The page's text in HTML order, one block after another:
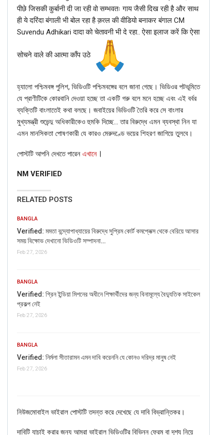
Fact Check: Old Pictures Of Indian Flag Being
Disrespected Falsely Linked To Ongoing Farmers’
Protest;…
Hence, the above information proves that the claim
about Ronaldo sending plans to extinguish AMazon fire is
WhatsApp it now on +91 88268 00707
पीछे जिसकी कुर्बानी दी जा रही वो सम्भवतः गाय जैसी दिख रही है और साथ
ही ये दरिंदा बंगाली भी बोल रहा है क़त्ल की वीडियो बनाकर बंगाल CM
Suvendu Adhikari दादा को चेतावनी भी दे रहा.. ऐसा इलाज करें कि ऐसा
सोचने वाले की आत्मा काँप उठे
হ্যালো পশ্চিমবঙ্গ পুলিশ, ভিডিওটি পশ্চিমবঙ্গের বলে জানা গেছে। ভিডিওর পটভূমিতে
যে প্রাণীটিকে কোরবানি দেওয়া হচ্ছে তা একটি গরু বলে মনে হচ্ছে এবং এই বর্বর
ব্যক্তিটি বাংলাতেই কথা বলছে। জবাইয়ের ভিডিওটি তৈরি করে সে বাংলার
মুখ্যমন্ত্রী শুভেন্দু অধিকারীকেও হুমকি দিচ্ছে… তার বিরুদ্ধে এমন ব্যবস্থা নিন যা
এমন মানসিকতা পোষণকারী যে কারও মেরুদণ্ডে ভয়ের শিহরণ জাগিয়ে তুলবে।
পোস্টটি আপনি দেখতে পারেন এখানে ।
NM VERIFIED
RELATED POSTS
BANGLA
Verified: মমতা বন্দ্যোপাধ্যায়ের বিরুদ্ধে সুপ্রিম কোর্ট কমপ্লেক্স থেকে বেরিয়ে আসার
সময় বিক্ষোভ দেখানো ভিডিওটি সম্পাদনা…
Feb 27, 2026
BANGLA
Verified: গ্রিন ইন্ডিয়া মিশনের অধীনে শিক্ষার্থীদের জন্য বিনামূল্যে বৈদ্যুতিক সাইকেল
প্রকল্প নেই
Feb 27, 2026
BANGLA
Verified: নির্মলা সীতারামন এমন দাবি করেননি যে কোনও দরিদ্র মানুষ নেই
Feb 27, 2026
নিউজমোবাইল ভাইরাল পোস্টটি তদন্ত করে দেখেছে যে দাবি বিভ্রান্তিকর।
দাবিটি যাচাই করার জন্য আমরা ভাইরাল ভিডিওটির বিভিন্ন ফ্রেম বা দৃশ্য নিয়ে